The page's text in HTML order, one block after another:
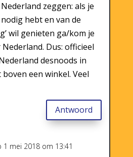
zeggen: als je
hebt en van de
wil genieten ga/kom je
Dus: officieel
desnoods in
een winkel. Veel
Antwoord
1 mei 2018 om 13:41